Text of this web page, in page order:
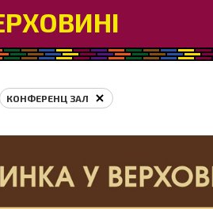
КОНФЕРЕНЦ ЗАЛ